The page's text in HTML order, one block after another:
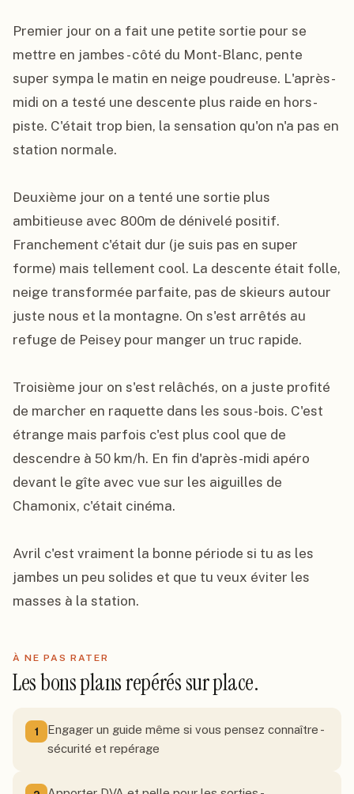
Premier jour on a fait une petite sortie pour se
mettre en jambes - côté du Mont-Blanc, pente
super sympa le matin en neige poudreuse. L'après-
midi on a testé une descente plus raide en hors-
piste. C'était trop bien, la sensation qu'on n'a pas en
station normale.
Deuxième jour on a tenté une sortie plus
ambitieuse avec 800m de dénivelé positif.
Franchement c'était dur (je suis pas en super
forme) mais tellement cool. La descente était folle,
neige transformée parfaite, pas de skieurs autour
juste nous et la montagne. On s'est arrêtés au
refuge de Peisey pour manger un truc rapide.
Troisième jour on s'est relâchés, on a juste profité
de marcher en raquette dans les sous-bois. C'est
étrange mais parfois c'est plus cool que de
descendre à 50 km/h. En fin d'après-midi apéro
devant le gîte avec vue sur les aiguilles de
Chamonix, c'était cinéma.
Avril c'est vraiment la bonne période si tu as les
jambes un peu solides et que tu veux éviter les
masses à la station.
À NE PAS RATER
Les bons plans repérés sur place.
1
Engager un guide même si vous pensez connaître -
sécurité et repérage